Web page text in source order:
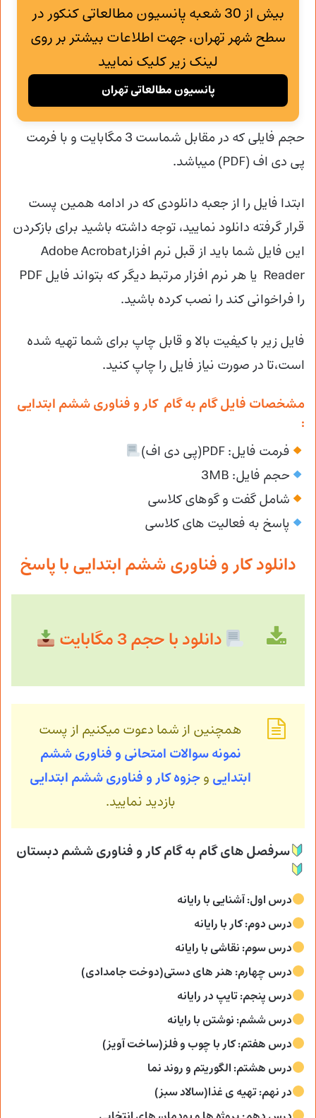
بیش از 30 شعبه پانسیون مطالعاتی کنکور در
سطح شهر تهران، جهت اطلاعات بیشتر بر روی
لینک زیر کلیک نمایید
پانسیون مطالعاتی تهران
حجم فایلی که در مقابل شماست 3 مگابایت و با فرمت
پی دی اف (PDF) میباشد.
ابتدا فایل را از جعبه دانلودی که در ادامه همین پست
قرار گرفته دانلود نمایید، توجه داشته باشید برای بازکردن
این فایل شما باید از قبل نرم افزارAdobe Acrobat
را فراخوانی کند را نصب کرده باشید.
فایل زیر با کیفیت بالا و قابل چاپ برای شما تهیه شده
است،تا در صورت نیاز فایل را چاپ کنید.
مشخصات فایل گام به گام کار و فناوری ششم ابتدایی
:
فرمت فایل: PDF(پی دی اف)
حجم فایل: 3MB
شامل گفت و گوهای کلاسی
پاسخ به فعالیت های کلاسی
دانلود کار و فناوری ششم ابتدایی با پاسخ
دانلود با حجم 3 مگابایت
همچنین از شما دعوت میکنیم از پست
نمونه سوالات امتحانی و فناوری ششم
ابتدایی وجزوه کار و فناوری ششم ابتدایی
بازدید نمایید.
سرفصل های گام به گام کار و فناوری ششم دبستان
درس اول: آشنایی با رایانه
درس دوم: کار با رایانه
درس سوم: نقاشی با رایانه
درس چهارم: هنر های دستی(دوخت جامدادی)
درس پنجم: تایپ در رایانه
درس ششم: نوشتن با رایانه
درس هفتم: کار با چوب و فلز(ساخت آویز)
درس هشتم: الگوریتم و روند نما
در نهم: تهیه ی غذا(سالاد سبز)